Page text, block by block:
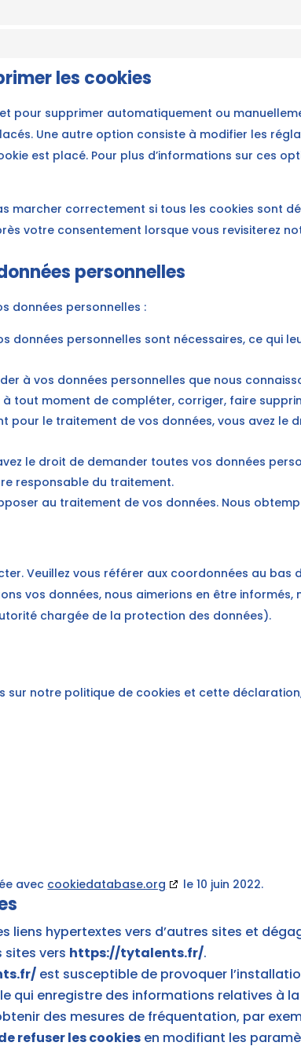
les cookies
pour supprimer automatiquement ou
Une autre option consiste à modifier les
est placé. Pour plus d’informations sur ces
marcher correctement si tous les cookies sont
votre consentement lorsque vous revisiterez
personnelles
données personnelles :
données personnelles sont nécessaires, ce qui
à vos données personnelles que nous
tout moment de compléter, corriger, faire
pour le traitement de vos données, vous avez
le droit de demander toutes vos données
responsable du traitement.
au traitement de vos données. Nous
Veuillez vous référer aux coordonnées au bas
vos données, nous aimerions en être
chargée de la protection des données).
sur notre politique de cookies et cette
avec cookiedatabase.org le 10 juin 2022.
liens hypertextes vers d’autres sites et
sites vers https://tytalents.fr/.
est susceptible de provoquer
qui enregistre des informations relatives à
des mesures de fréquentation, par
refuser les cookies en modifiant les